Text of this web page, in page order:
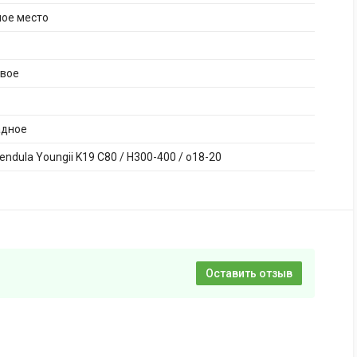
место
Youngii K19 C80 / H300-400 / o18-20
Оставить отзыв